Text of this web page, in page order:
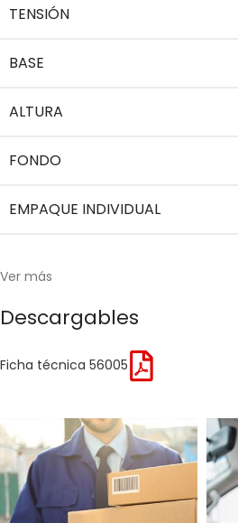
TENSIÓN
BASE
ALTURA
FONDO
EMPAQUE INDIVIDUAL
Ver más
Descargables
Ficha técnica 56005